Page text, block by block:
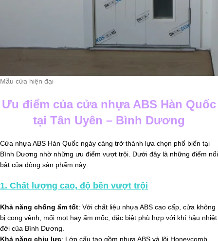
Mẫu cửa hiện đại
Ưu điểm của cửa nhựa ABS Hàn Quốc
tại Tân Uyên – Bình Dương
Cửa nhựa ABS Hàn Quốc ngày càng trở thành lựa chọn phổ biến tại
Bình Dương nhờ những ưu điểm vượt trội. Dưới đây là những điểm nổi
bật của dòng sản phẩm này:
1. Chất lượng cao, độ bền vượt trội
Khả năng chống ẩm tốt: Với chất liệu nhựa ABS cao cấp, cửa không
bị cong vênh, mối mọt hay ẩm mốc, đặc biệt phù hợp với khí hậu nhiệt
đới của Bình Dương.
Khả năng chịu lực: Lớp cấu tạo gồm nhựa ABS và lõi Honeycomb